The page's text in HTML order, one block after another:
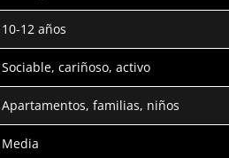
10-12 años
Sociable, cariñoso, activo
Apartamentos, familias, niños
Media